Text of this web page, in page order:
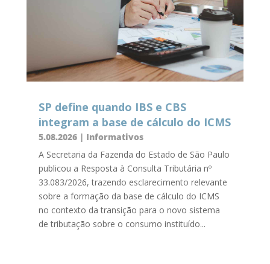
SP define quando IBS e CBS
integram a base de cálculo do ICMS
5.08.2026| Informativos
A Secretaria da Fazenda do Estado de São Paulo
publicou a Resposta à Consulta Tributária nº
33.083/2026, trazendo esclarecimento relevante
sobre a formação da base de cálculo do ICMS
no contexto da transição para o novo sistema
de tributação sobre o consumo instituído...